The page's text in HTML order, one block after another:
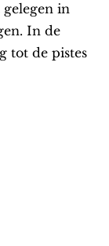
in
In de
tot de pistes